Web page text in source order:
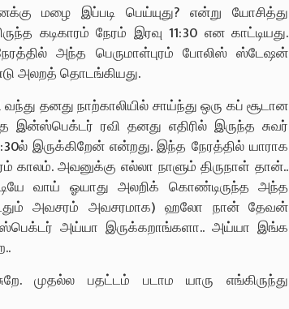
மழை இப்படி பெய்யுது? என்று யோசித்து
கடிகாரம் நேரம் இரவு 11:30 என காட்டியது.
அந்த பெருமாள்புரம் போலிஸ் ஸ்டேஷன்
அலறத் தொடங்கியது.
தனது நாற்காலியில் சாய்ந்து ஒரு கப் சூடான
இன்ஸ்பெக்டர் ரவி தனது எதிரில் இருந்த சுவர்
இருக்கிறேன் என்றது. இந்த நேரத்தில் யாராக
காலம். அவனுக்கு எல்லா நாளும் திருநாள் தான்..
வாய் ஓயாது அலறிக் கொண்டிருந்த அந்த
அவசரம் அவசரமாக) ஹலோ நான் தேவன்
அய்யா இருக்கறாங்களா.. அய்யா இங்க
முதல்ல பதட்டம் படாம யாரு எங்கிருந்து